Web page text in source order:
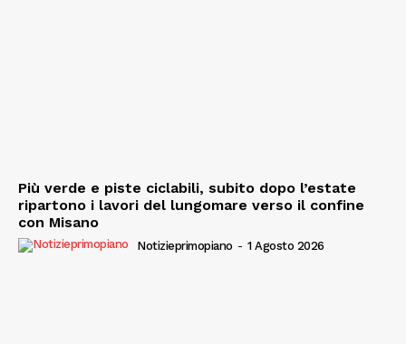
Più verde e piste ciclabili, subito dopo l’estate
ripartono i lavori del lungomare verso il confine
con Misano
Notizieprimopiano - 1 Agosto 2026